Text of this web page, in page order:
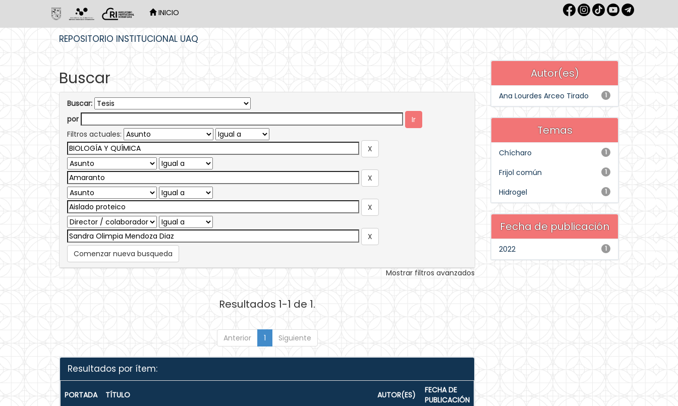
INICIO
REPOSITORIO INSTITUCIONAL UAQ
Buscar
Buscar:
por
Filtros actuales:
Comenzar nueva busqueda
Mostrar filtros avanzados
Resultados 1-1 de 1.
Anterior 1 Siguiente
Resultados por ítem:
PORTADA TÍTULO AUTOR(ES)
FECHA DE
PUBLICACIÓN
Autor(es)
1
Ana Lourdes Arceo Tirado
Temas
1
Chícharo
1
Frijol común
1
Hidrogel
Fecha de publicación
1
2022